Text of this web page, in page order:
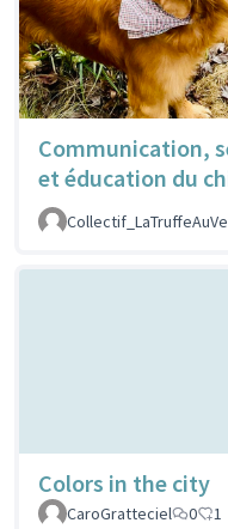
Communication,
et éducation du
Colors in the city
CaroGratteciel
0 1